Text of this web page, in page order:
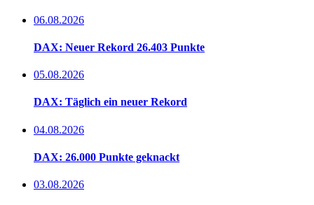
06.08.2026
DAX: Neuer Rekord 26.403 Punkte
05.08.2026
DAX: Täglich ein neuer Rekord
04.08.2026
DAX: 26.000 Punkte geknackt
03.08.2026